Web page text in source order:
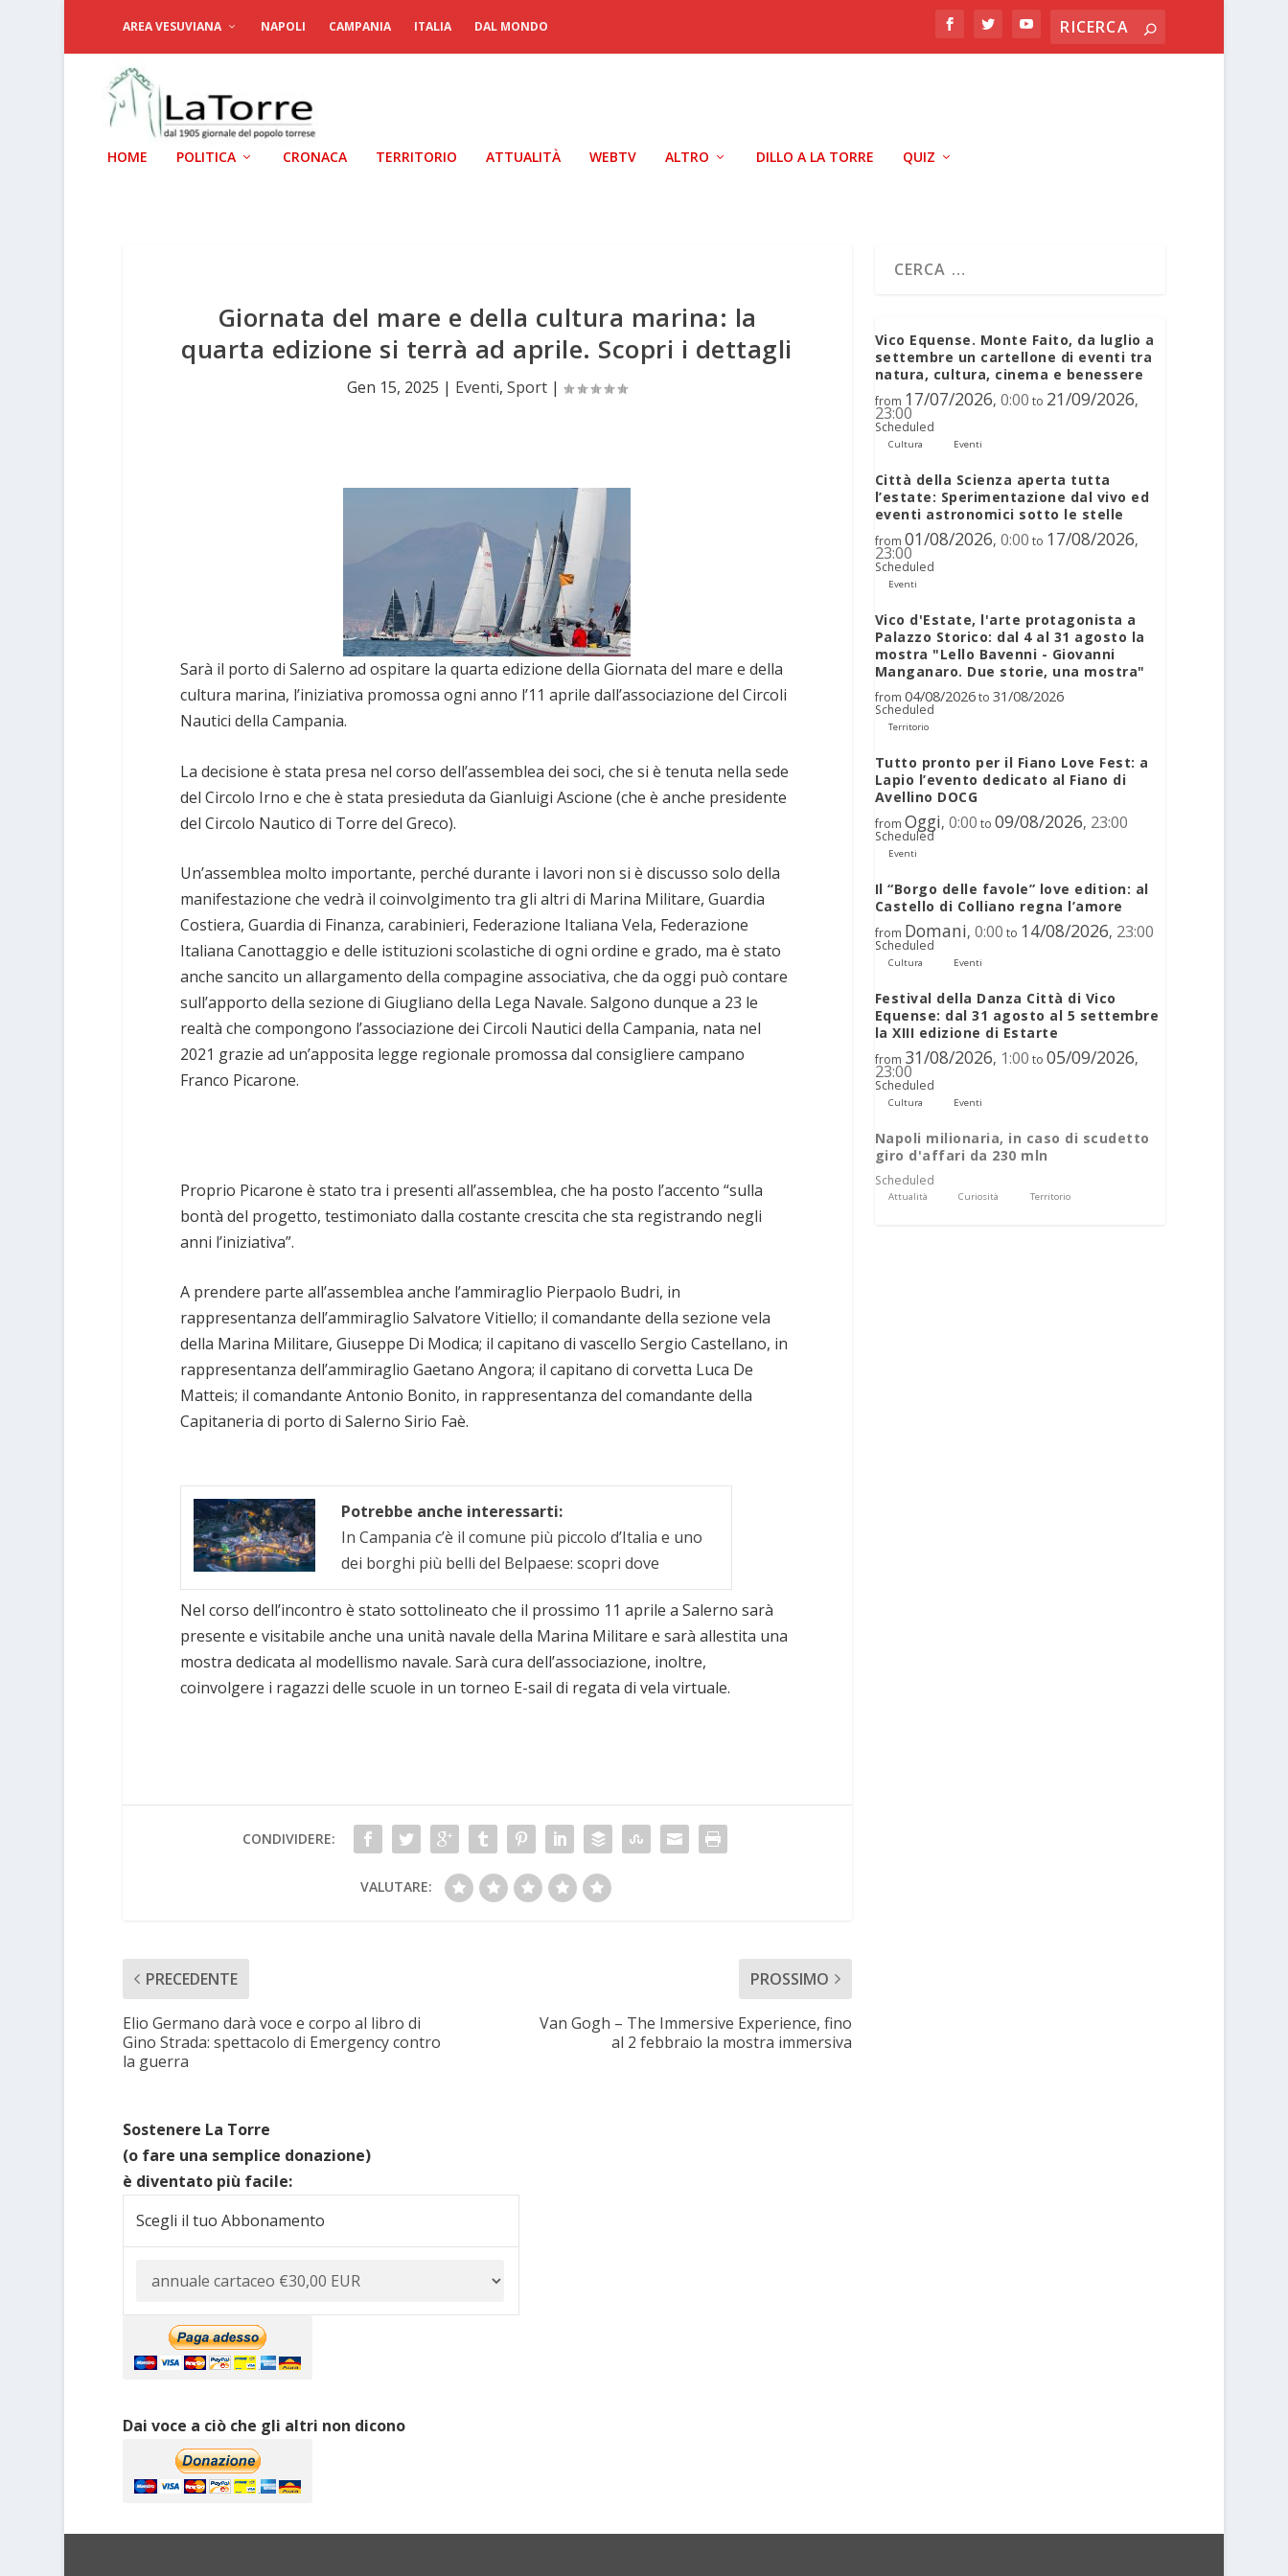
AREA VESUVIANA NAPOLI CAMPANIA ITALIA DAL MONDO
HOME POLITICA CRONACA TERRITORIO ATTUALITÀ WEBTV ALTRO DILLO A LA TORRE QUIZ
Giornata del mare e della cultura marina: la
quarta edizione si terrà ad aprile. Scopri i dettagli
Gen 15, 2025 | Eventi,Sport |
Sarà il porto di Salerno ad ospitare la quarta edizione della Giornata del mare e della
cultura marina, l’iniziativa promossa ogni anno l’11 aprile dall’associazione del Circoli
Nautici della Campania.
La decisione è stata presa nel corso dell’assemblea dei soci, che si è tenuta nella sede
del Circolo Irno e che è stata presieduta da Gianluigi Ascione (che è anche presidente
del Circolo Nautico di Torre del Greco).
Un’assemblea molto importante, perché durante i lavori non si è discusso solo della
manifestazione che vedrà il coinvolgimento tra gli altri di Marina Militare, Guardia
Costiera, Guardia di Finanza, carabinieri, Federazione Italiana Vela, Federazione
Italiana Canottaggio e delle istituzioni scolastiche di ogni ordine e grado, ma è stato
anche sancito un allargamento della compagine associativa, che da oggi può contare
sull’apporto della sezione di Giugliano della Lega Navale. Salgono dunque a 23 le
realtà che compongono l’associazione dei Circoli Nautici della Campania, nata nel
2021 grazie ad un’apposita legge regionale promossa dal consigliere campano
Franco Picarone.
Proprio Picarone è stato tra i presenti all’assemblea, che ha posto l’accento “sulla
bontà del progetto, testimoniato dalla costante crescita che sta registrando negli
anni l’iniziativa”.
A prendere parte all’assemblea anche l’ammiraglio Pierpaolo Budri, in
rappresentanza dell’ammiraglio Salvatore Vitiello; il comandante della sezione vela
della Marina Militare, Giuseppe Di Modica; il capitano di vascello Sergio Castellano, in
rappresentanza dell’ammiraglio Gaetano Angora; il capitano di corvetta Luca De
Matteis; il comandante Antonio Bonito, in rappresentanza del comandante della
Capitaneria di porto di Salerno Sirio Faè.
Potrebbe anche interessarti:
In Campania c’è il comune più piccolo d’Italia e uno
dei borghi più belli del Belpaese: scopri dove
Nel corso dell’incontro è stato sottolineato che il prossimo 11 aprile a Salerno sarà
presente e visitabile anche una unità navale della Marina Militare e sarà allestita una
mostra dedicata al modellismo navale. Sarà cura dell’associazione, inoltre,
coinvolgere i ragazzi delle scuole in un torneo E-sail di regata di vela virtuale.
CONDIVIDERE:
VALUTARE:
PRECEDENTE
Elio Germano darà voce e corpo al libro di
Gino Strada: spettacolo di Emergency contro
la guerra
PROSSIMO
Van Gogh – The Immersive Experience, fino
al 2 febbraio la mostra immersiva
Sostenere La Torre
(o fare una semplice donazione)
è diventato più facile:
Scegli il tuo Abbonamento
Dai voce a ciò che gli altri non dicono
Vico Equense. Monte Faito, da luglio a
settembre un cartellone di eventi tra
natura, cultura, cinema e benessere
from 17/07/2026, 0:00 to 21/09/2026,
23:00
Scheduled
Cultura Eventi
Città della Scienza aperta tutta
l’estate: Sperimentazione dal vivo ed
eventi astronomici sotto le stelle
from 01/08/2026, 0:00 to 17/08/2026,
23:00
Scheduled
Eventi
Vico d'Estate, l'arte protagonista a
Palazzo Storico: dal 4 al 31 agosto la
mostra "Lello Bavenni - Giovanni
Manganaro. Due storie, una mostra"
from 04/08/2026to 31/08/2026
Scheduled
Territorio
Tutto pronto per il Fiano Love Fest: a
Lapio l’evento dedicato al Fiano di
Avellino DOCG
from Oggi, 0:00 to 09/08/2026, 23:00
Scheduled
Eventi
Il “Borgo delle favole” love edition: al
Castello di Colliano regna l’amore
from Domani, 0:00 to 14/08/2026, 23:00
Scheduled
Cultura Eventi
Festival della Danza Città di Vico
Equense: dal 31 agosto al 5 settembre
la XIII edizione di Estarte
from 31/08/2026, 1:00 to 05/09/2026,
23:00
Scheduled
Cultura Eventi
Napoli milionaria, in caso di scudetto
giro d'affari da 230 mln
Scheduled
Attualità Curiosità Territorio